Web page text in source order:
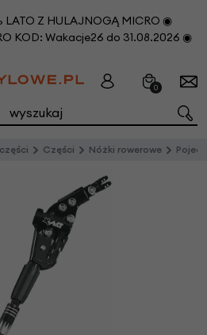
LATO Z HULAJNOGĄ MICRO ◉
KOD: Wakacje26 do 31.08.2026 ◉
0
Części Nóżki rowerowe